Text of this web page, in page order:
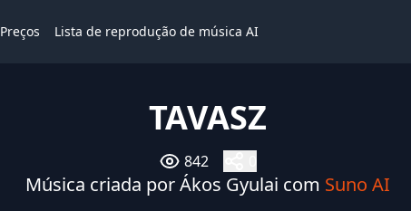
Preços Lista de reprodução de música AI
TAVASZ
842
Música criada por Ákos Gyulai com Suno AI